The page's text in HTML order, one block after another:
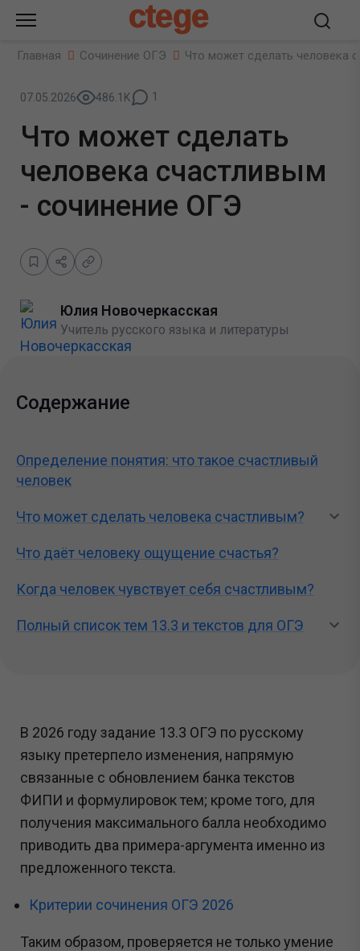
ctege
Главная Сочинение ОГЭ Что может сделать человека
07.05.2026 486.1K 1
Что может сделать
человека счастливым
- сочинение ОГЭ
Юлия Новочеркасская
Учитель русского языка и литературы
Содержание
Определение понятия: что такое счастливый
человек
Что может сделать человека счастливым?
Что даёт человеку ощущение счастья?
Когда человек чувствует себя счастливым?
Полный список тем 13.3 и текстов для ОГЭ
В 2026 году задание 13.3 ОГЭ по русскому
языку претерпело изменения, напрямую
связанные с обновлением банка текстов
ФИПИ и формулировок тем; кроме того, для
получения максимального балла необходимо
приводить два примера-аргумента именно из
предложенного текста.
Критерии сочинения ОГЭ 2026
Таким образом, проверяется не только умение